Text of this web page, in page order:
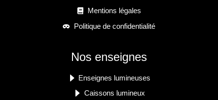
Mentions légales
Politique de confidentialité
Nos enseignes
Enseignes lumineuses
Caissons lumineux